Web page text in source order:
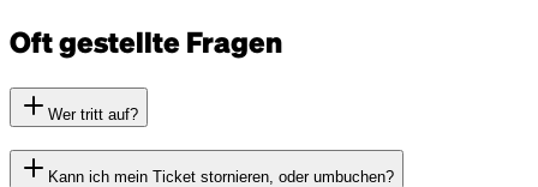
Oft gestellte Fragen
Wer tritt auf?
Kann ich mein Ticket stornieren, oder umbuchen?